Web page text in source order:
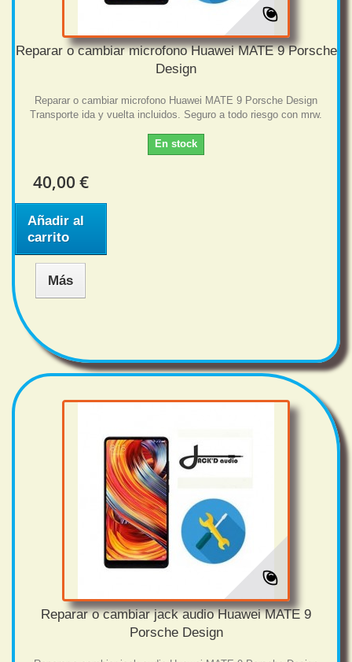
Reparar o cambiar microfono Huawei MATE 9 Porsche
Design
Reparar o cambiar microfono Huawei MATE 9 Porsche Design
Transporte ida y vuelta incluidos. Seguro a todo riesgo con mrw.
En stock
40,00 €
Añadir al
carrito
Más
Reparar o cambiar jack audio Huawei MATE 9
Porsche Design